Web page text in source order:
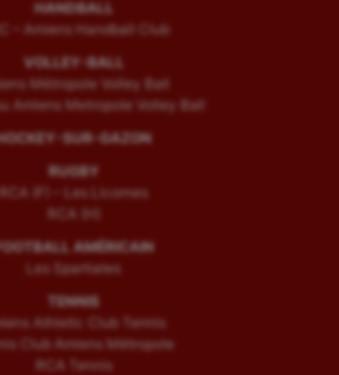
HANDBALL
– Amiens Handball Club
VOLLEY-BALL
Métropole Volley Ball
Amiens Metropole Volley Ball
SUR-GAZON
RUGBY
RCA (F) – Les Licornes
RCA (H)
AMÉRICAIN
Les Spartiates
TENNIS
Athletic Club Tennis
Club Amiens Métropole
RCA Tennis